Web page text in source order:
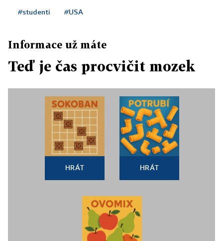
#studenti #USA
Informace už máte
Teď je čas procvičit mozek
HRÁT HRÁT